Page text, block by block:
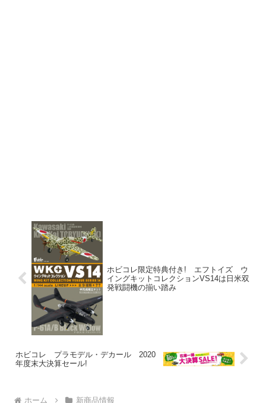
ホビコレ限定特典付き! エフトイズ ウ
イングキットコレクションVS14は日米双
発戦闘機の揃い踏み
ホビコレ プラモデル・デカール 2020
年度末大決算セール!
ホーム 新商品情報